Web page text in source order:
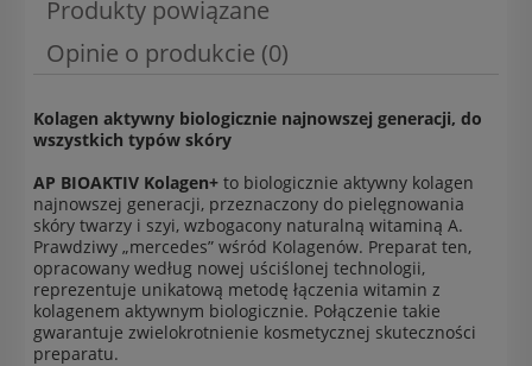
Produkty powiązane
Opinie o produkcie (0)
Kolagen aktywny biologicznie najnowszej generacji, do
wszystkich typów skóry
AP BIOAKTIV Kolagen+ to biologicznie aktywny kolagen
najnowszej generacji, przeznaczony do pielęgnowania
skóry twarzy i szyi, wzbogacony naturalną witaminą A.
Prawdziwy „mercedes” wśród Kolagenów. Preparat ten,
opracowany według nowej uściślonej technologii,
reprezentuje unikatową metodę łączenia witamin z
kolagenem aktywnym biologicznie. Połączenie takie
gwarantuje zwielokrotnienie kosmetycznej skuteczności
preparatu.